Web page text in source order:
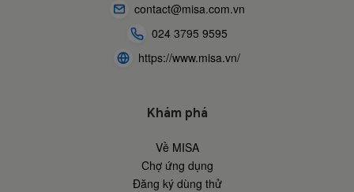
contact@misa.com.vn
024 3795 9595
https://www.misa.vn/
Khám phá
Về MISA
Chợ ứng dụng
Đăng ký dùng thử